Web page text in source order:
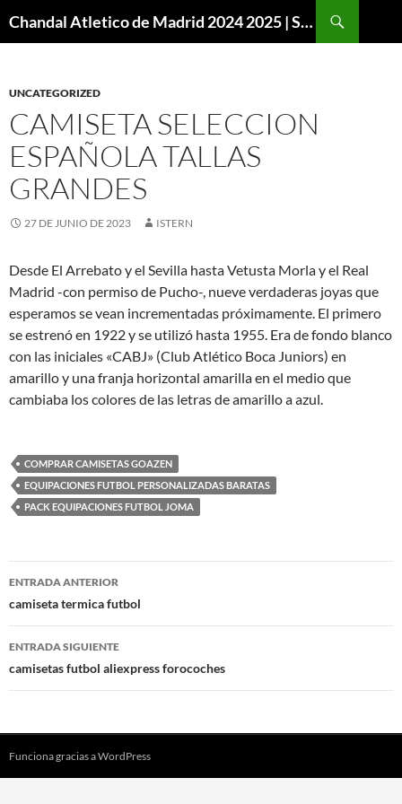
Chandal Atletico de Madrid 2024 2025 | SuperVigo
UNCATEGORIZED
CAMISETA SELECCION
ESPAÑOLA TALLAS
GRANDES
27 DE JUNIO DE 2023 ISTERN
Desde El Arrebato y el Sevilla hasta Vetusta Morla y el Real
Madrid -con permiso de Pucho-, nueve verdaderas joyas que
esperamos se vean incrementadas próximamente. El primero
se estrenó en 1922 y se utilizó hasta 1955. Era de fondo blanco
con las iniciales «CABJ» (Club Atlético Boca Juniors) en
amarillo y una franja horizontal amarilla en el medio que
cambiaba los colores de las letras de amarillo a azul.
COMPRAR CAMISETAS GOAZEN
EQUIPACIONES FUTBOL PERSONALIZADAS BARATAS
PACK EQUIPACIONES FUTBOL JOMA
Navegación
de
entradas
ENTRADA ANTERIOR
camiseta termica futbol
ENTRADA SIGUIENTE
camisetas futbol aliexpress forocoches
Funciona gracias a WordPress